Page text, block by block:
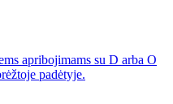
apribojimams su D arba O
padėtyje.